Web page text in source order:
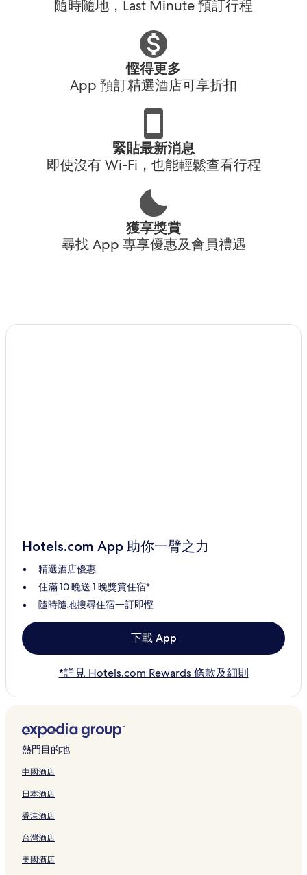
隨時隨地，Last Minute 預訂行程
慳得更多
App 預訂精選酒店可享折扣
緊貼最新消息
即使沒有 Wi-Fi，也能輕鬆查看行程
獲享獎賞
尋找 App 專享優惠及會員禮遇
Hotels.com App 助你一臂之力
精選酒店優惠
住滿 10 晚送 1 晚獎賞住宿*
隨時隨地搜尋住宿一訂即慳
下載 App
*詳見 Hotels.com Rewards 條款及細則
熱門目的地
中國酒店
日本酒店
香港酒店
台灣酒店
美國酒店